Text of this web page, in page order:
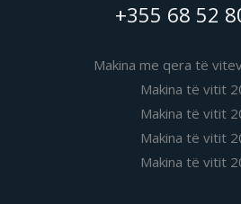
+355 68 52
Makina me qera të
Makina të vitit
Makina të vitit
Makina të vitit
Makina të vitit